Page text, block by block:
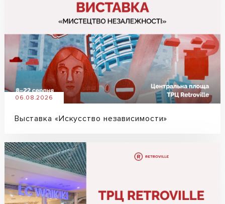
06.08.2026
Выставка «Искусство независимости»